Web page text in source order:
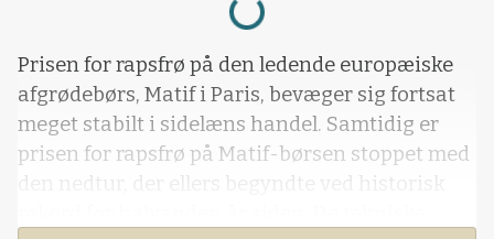
Prisen for rapsfrø på den ledende europæiske
afgrødebørs, Matif i Paris, bevæger sig fortsat
meget stabilt i sidelæns handel. Samtidig er
prisen for rapsfrø på Matif-børsen stoppet med
den nedtur, der ellers begyndte ved historisk